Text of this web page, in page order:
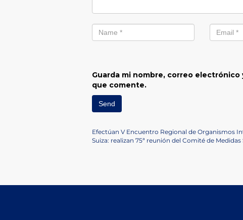
Guarda mi nombre, correo
que comente.
Navegación
Previous
Post
Efectúan V Encuentro Regional de Organismos
Next
Suiza: realizan 75ª reunión del Comité de